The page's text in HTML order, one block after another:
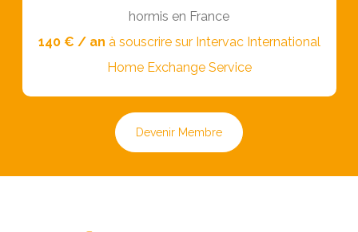
hormis en France
140 € / an à souscrire sur Intervac International
Home Exchange Service
Devenir Membre